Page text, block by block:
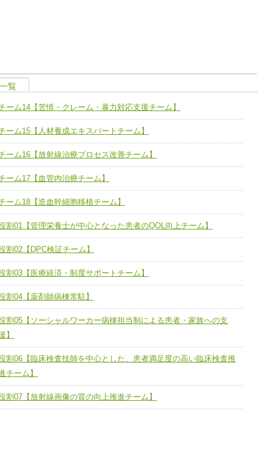
ユニット４ 専門能力拡大・向上
職種のスキルを拡大・向上させ、新たな可能性を広げる
材養成のためのマネジメントおよび効果的な指導ができる
ーム14【苦情・クレーム・暴力対応支援チーム】
ーム15【人材養成エキスパートチーム】
ーム18【造血幹細胞移植チーム】
割01【管理栄養士が中心となった患者のQOL向上チーム】
割02【DPC検証チーム】
割03【医療経済・制度サポートチーム】
割04【薬剤師病棟常駐】
割05【ソーシャルワーカー病棟担当制による患者・家族へ
支援】
役割06【臨床検査技師を中心とした、患者満足度の高い臨床
検査推進チーム】
覧
ーム14【苦情・クレーム・暴力対応支援チーム】
ーム15【人材養成エキスパートチーム】
ーム16【放射線治療プロセス改善チーム】
ーム17【血管内治療チーム】
ーム18【造血幹細胞移植チーム】
割01【管理栄養士が中心となった患者のQOL向上チーム】
割02【DPC検証チーム】
割03【医療経済・制度サポートチーム】
割04【薬剤師病棟常駐】
割05【ソーシャルワーカー病棟担当制による患者・家族への支
】
割06【臨床検査技師を中心とした、患者満足度の高い臨床検査推
チーム】
割07【放射線画像の質の向上推進チーム】